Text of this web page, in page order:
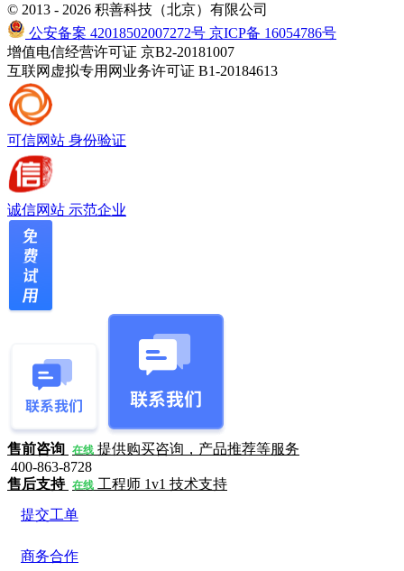
© 2013 - 2026 积善科技（北京）有限公司
公安备案 42018502007272号 京ICP备 16054786号
增值电信经营许可证 京B2-20181007
互联网虚拟专用网业务许可证 B1-20184613
可信网站 身份验证
诚信网站 示范企业
售前咨询 在线 提供购买咨询，产品推荐等服务
400-863-8728
售后支持 在线 工程师 1v1 技术支持
提交工单
商务合作